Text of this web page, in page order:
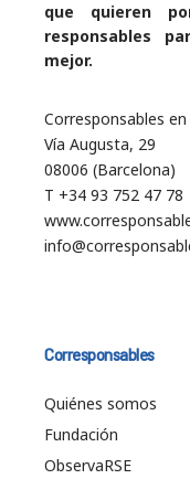
que quieren
responsables
mejor.
Corresponsables en
Vía Augusta, 29
08006 (Barcelona)
T +34 93 752 47 78
Corresponsables
Quiénes somos
Fundación
ObservaRSE